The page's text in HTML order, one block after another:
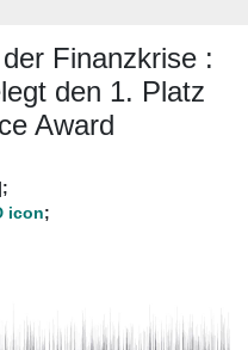
Finanzkrise :
den 1. Platz
Award
;
;